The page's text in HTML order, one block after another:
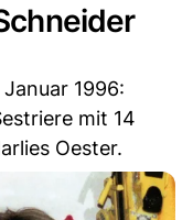
1996:
mit 14
Oester.